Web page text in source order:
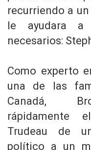
recurriendo a
le ayudara a
necesarios:
Como experto
una de las
Canadá,
rápidamente
Trudeau de
político a un